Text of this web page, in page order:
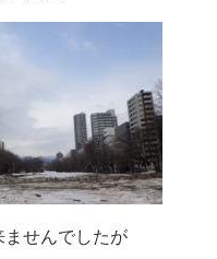
ませんでしたが